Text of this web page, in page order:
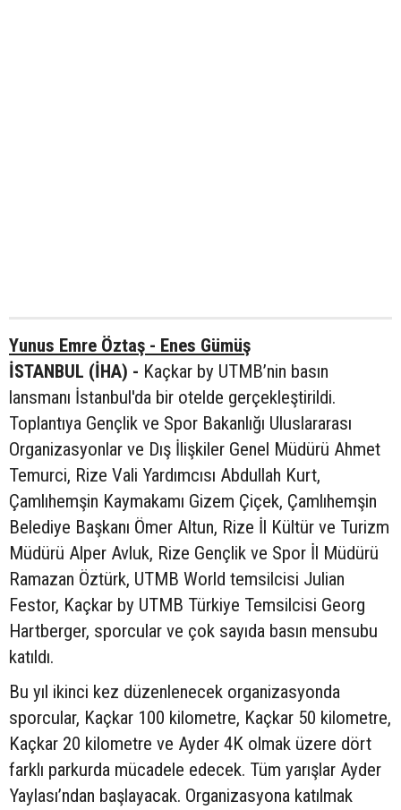
Yunus Emre Öztaş - Enes Gümüş
İSTANBUL (İHA) - Kaçkar by UTMB’nin basın
lansmanı İstanbul'da bir otelde gerçekleştirildi.
Toplantıya Gençlik ve Spor Bakanlığı Uluslararası
Organizasyonlar ve Dış İlişkiler Genel Müdürü Ahmet
Temurci, Rize Vali Yardımcısı Abdullah Kurt,
Çamlıhemşin Kaymakamı Gizem Çiçek, Çamlıhemşin
Belediye Başkanı Ömer Altun, Rize İl Kültür ve Turizm
Müdürü Alper Avluk, Rize Gençlik ve Spor İl Müdürü
Ramazan Öztürk, UTMB World temsilcisi Julian
Festor, Kaçkar by UTMB Türkiye Temsilcisi Georg
Hartberger, sporcular ve çok sayıda basın mensubu
katıldı.
Bu yıl ikinci kez düzenlenecek organizasyonda
sporcular, Kaçkar 100 kilometre, Kaçkar 50 kilometre,
Kaçkar 20 kilometre ve Ayder 4K olmak üzere dört
farklı parkurda mücadele edecek. Tüm yarışlar Ayder
Yaylası’ndan başlayacak. Organizasyona katılmak